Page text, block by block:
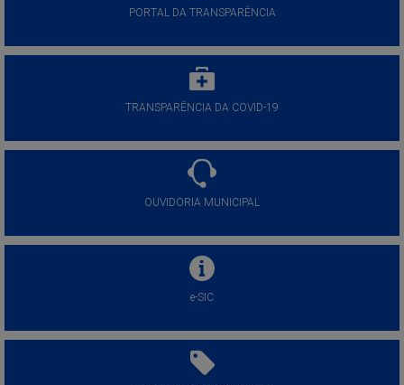
PORTAL DA TRANSPARÊNCIA
TRANSPARÊNCIA DA COVID-19
OUVIDORIA MUNICIPAL
e-SIC